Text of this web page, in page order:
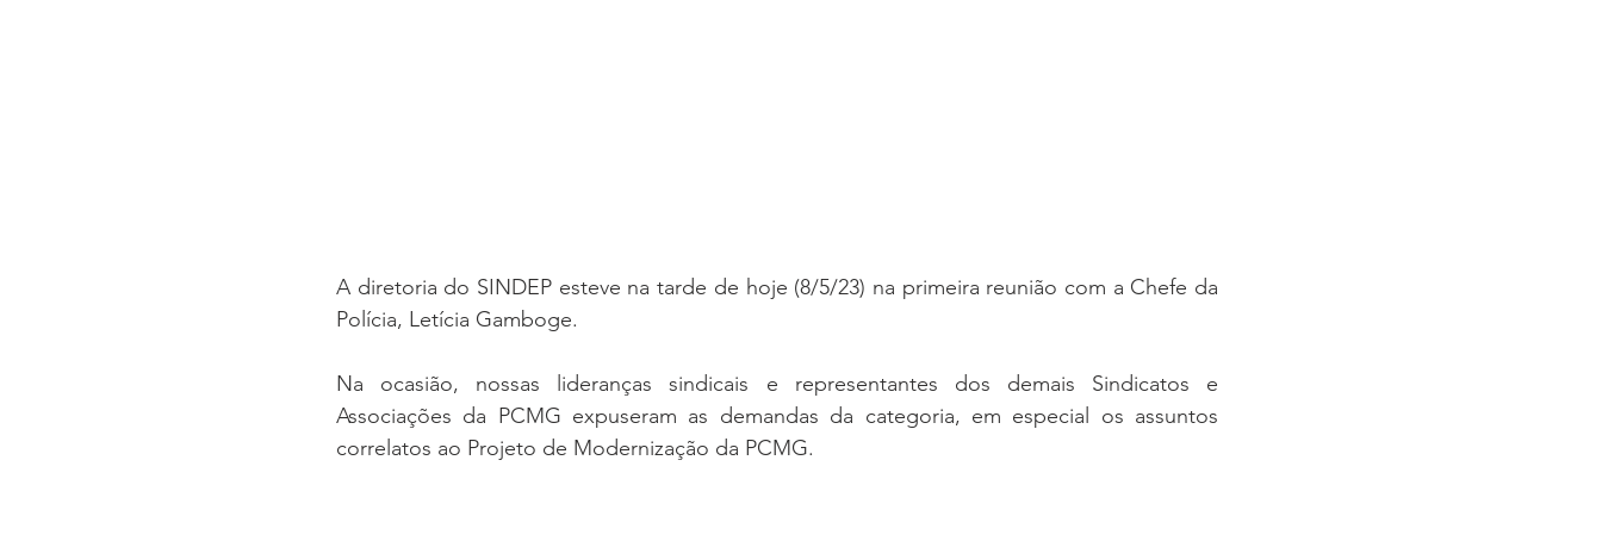
A diretoria do SINDEP esteve na tarde de hoje (8/5/23) na primeira reunião com a Chefe da
Polícia, Letícia Gamboge.
Na ocasião, nossas lideranças sindicais e representantes dos demais Sindicatos e
Associações da PCMG expuseram as demandas da categoria, em especial os assuntos
correlatos ao Projeto de Modernização da PCMG.